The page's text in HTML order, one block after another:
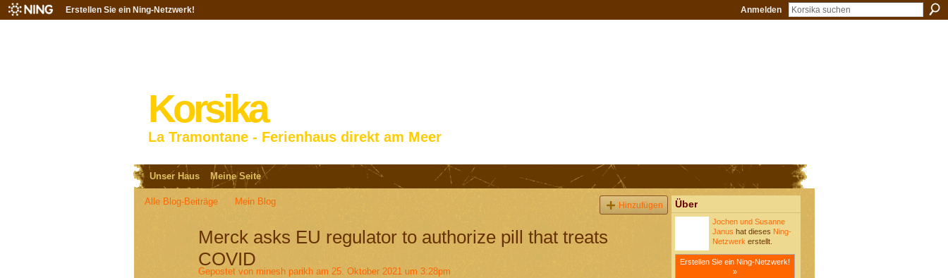
Erstellen Sie ein Ning-Netzwerk! Anmelden
Korsika
La Tramontane - Ferienhaus direkt am Meer
Unser Haus Meine Seite
Alle Blog-Beiträge Mein Blog Hinzufügen
Merck asks EU regulator to authorize pill that treats
COVID
Gepostet von minesh parikham 25. Oktober 2021 um 3:28pm
Über
Jochen und Susanne
Janus hat dieses Ning-
Netzwerk erstellt.
Erstellen Sie ein Ning-Netzwerk!
»